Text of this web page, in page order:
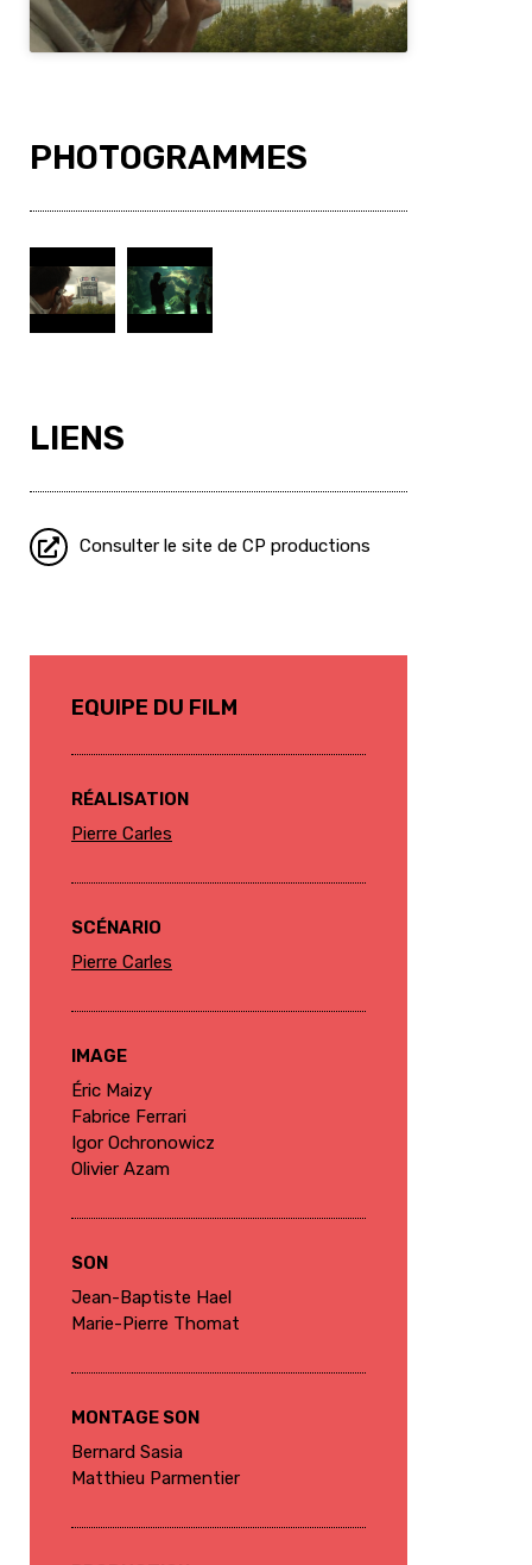
PHOTOGRAMMES
LIENS
Consulter le site de CP productions
EQUIPE DU FILM
RÉALISATION
Pierre Carles
SCÉNARIO
Pierre Carles
IMAGE
Éric Maizy
Fabrice Ferrari
Igor Ochronowicz
Olivier Azam
SON
Jean-Baptiste Hael
Marie-Pierre Thomat
MONTAGE SON
Bernard Sasia
Matthieu Parmentier